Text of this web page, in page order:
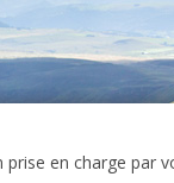
en charge par